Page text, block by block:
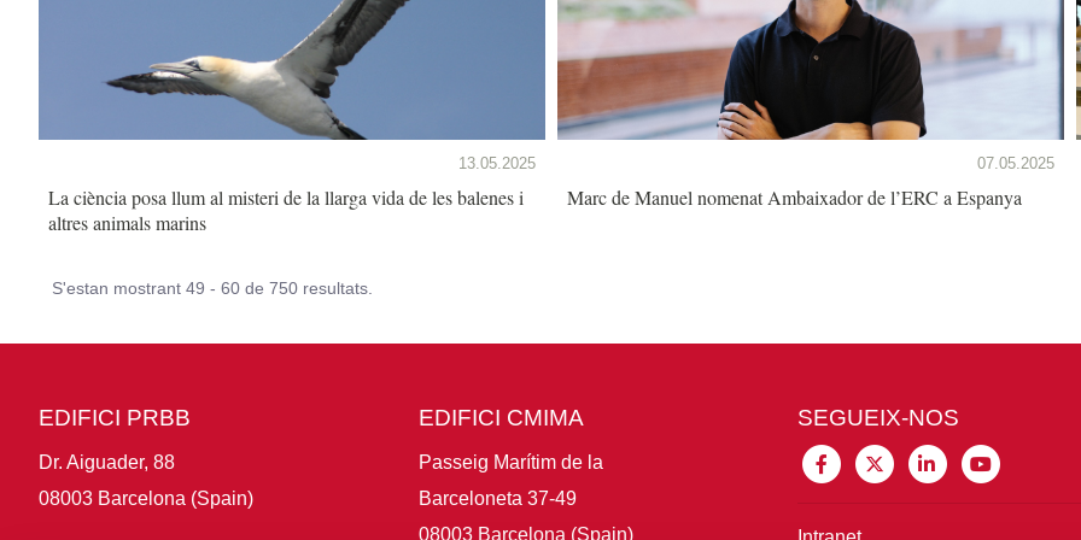
13.05.2025
La ciència posa llum al misteri de la llarga vida de les balenes i
altres animals marins
07.05.2025
Marc de Manuel nomenat Ambaixador de l’ERC a Espanya
S'estan mostrant 49 - 60 de 750 resultats.
EDIFICI PRBB
Dr. Aiguader, 88
08003 Barcelona (Spain)
EDIFICI CMIMA
Passeig Marítim de la
Barceloneta 37-49
08003 Barcelona (Spain)
SEGUEIX-NOS